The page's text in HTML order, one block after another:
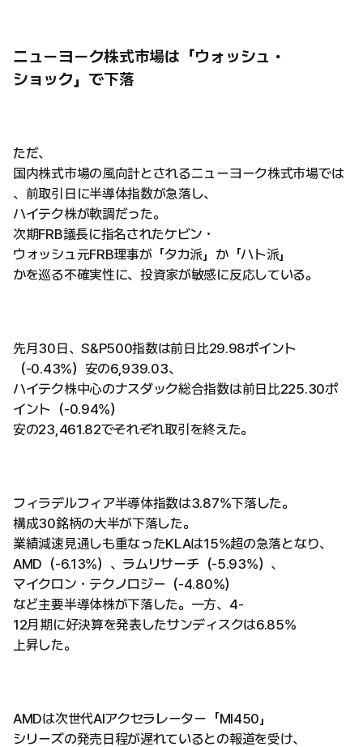
ニューヨーク株式市場は「ウォッシュ・
ショック」で下落
ただ、
国内株式市場の風向計とされるニューヨーク株式市場では
、前取引日に半導体指数が急落し、
ハイテク株が軟調だった。
次期FRB議長に指名されたケビン・
ウォッシュ元FRB理事が「タカ派」か「ハト派」
かを巡る不確実性に、投資家が敏感に反応している。
先月30日、S&P500指数は前日比29.98ポイント
（-0.43%）安の6,939.03、
ハイテク株中心のナスダック総合指数は前日比225.30ポ
イント（-0.94%）
安の23,461.82でそれぞれ取引を終えた。
フィラデルフィア半導体指数は3.87%下落した。
構成30銘柄の大半が下落した。
業績減速見通しも重なったKLAは15%超の急落となり、
AMD（-6.13%）、ラムリサーチ（-5.93%）、
マイクロン・テクノロジー（-4.80%）
など主要半導体株が下落した。一方、4-
12月期に好決算を発表したサンディスクは6.85%
上昇した。
AMDは次世代AIアクセラレーター「MI450」
シリーズの発売日程が遅れているとの報道を受け、